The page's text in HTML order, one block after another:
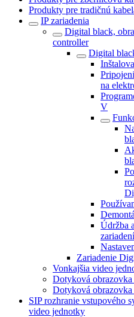
Produkty pre tradičnú
IP zariadenia
Digital black,
controller
Digital
na
V
Údržba
Zariadenie
Vonkajšia video
Dotyková
Dotyková
SIP rozhranie vstupového
video jednotky